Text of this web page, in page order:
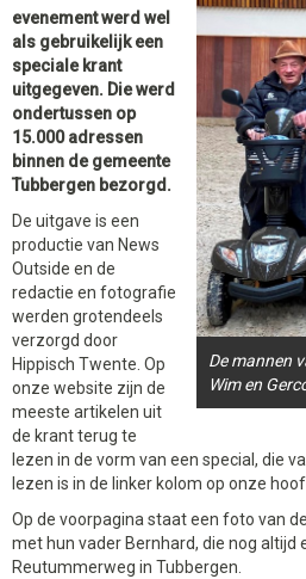
De mannen
Wim en
evenement werd wel
als gebruikelijk een
speciale krant
uitgegeven. Die werd
ondertussen op
15.000 adressen
binnen de gemeente
Tubbergen bezorgd.
De uitgave is een
productie van News
Outside en de
redactie en fotografie
werden grotendeels
verzorgd door
Hippisch Twente. Op
onze website zijn de
meeste artikelen uit
de krant terug te
lezen in de vorm van een special, die
lezen is in de linker kolom op onze
Op de voorpagina staat een foto van
met hun vader Bernhard, die nog
Reutummerweg in Tubbergen.